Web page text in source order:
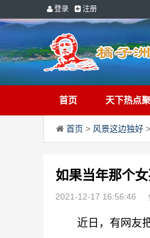
登录 注册
首页 天下热点
首页 > 风景这边独好 >
如果当年那个
2021-12-17 16:56:46
近日，有网友把